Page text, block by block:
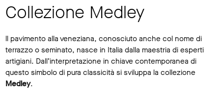
Collezione Medley
ll pavimento alla veneziana, conosciuto anche col nome di
terrazzo o seminato, nasce in Italia dalla maestria di esperti
artigiani. Dall’interpretazione in chiave contemporanea di
questo simbolo di pura classicità si sviluppa la collezione
Medley.